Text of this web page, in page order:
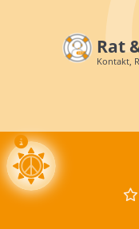
Rat
Kontakt,